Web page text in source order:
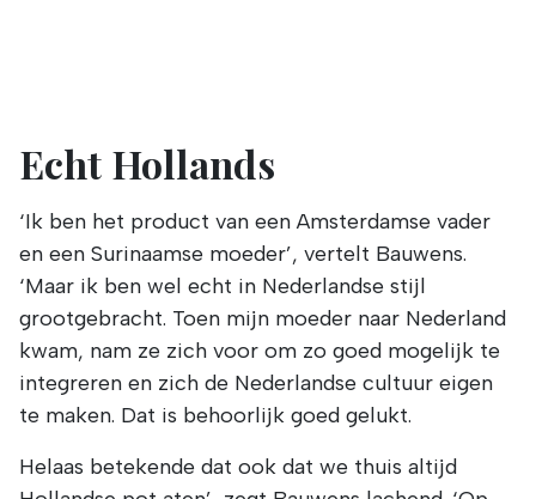
Echt Hollands
‘Ik ben het product van een Amsterdamse vader
en een Surinaamse moeder’, vertelt Bauwens.
‘Maar ik ben wel echt in Nederlandse stijl
grootgebracht. Toen mijn moeder naar Nederland
kwam, nam ze zich voor om zo goed mogelijk te
integreren en zich de Nederlandse cultuur eigen
te maken. Dat is behoorlijk goed gelukt.
Helaas betekende dat ook dat we thuis altijd